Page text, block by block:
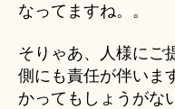
なってますね。。
そりゃあ、人様にご
側にも責任が伴いま
かってもしょうがな